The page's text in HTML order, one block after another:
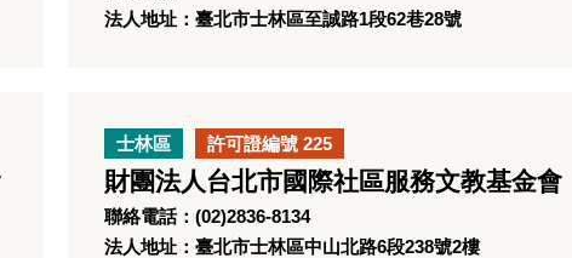
法人地址：臺北市士林區至誠路1段62巷28號
士林區 許可證編號 225
財團法人台北市國際社區服務文教基金會
聯絡電話：(02)2836-8134
法人地址：臺北市士林區中山北路6段238號2樓